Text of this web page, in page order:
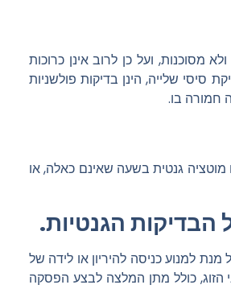
מסוכנות, ועל כן לרוב אינן כרוכות
סיסי שלייה, הינן בדיקות פולשניות
חמורה בו.
מוטציה גנטית בשעה שאינם כאלה, או
הגנטיות.
למנוע כניסה להיריון או לידה של
הזוג, כולל מתן המלצה לבצע הפסקה